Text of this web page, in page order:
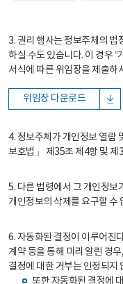
3. 권리 행사는 정보주체의 법
하실 수도 있습니다. 이 경우
서식에 따른 위임장을 제출하
위임장 다운로드
4. 정보주체가 개인정보 열람
보호법」 제35조 제4항 및 제
5. 다른 법령에서 그 개인정보
개인정보의 삭제를 요구할 수
6. 자동화된 결정이 이루어진
계약 등을 통해 미리 알린 경
결정에 대한 거부는 인정되지
또한 자동화된 결정에